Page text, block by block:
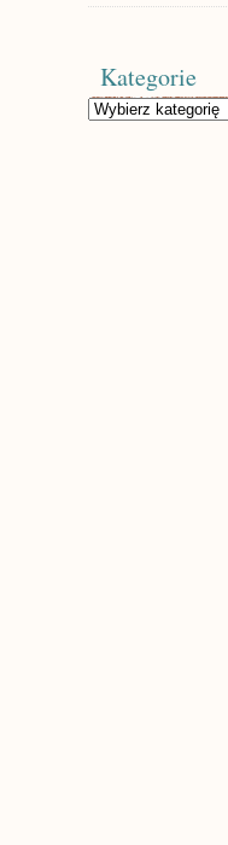
Kategorie
Kategorie